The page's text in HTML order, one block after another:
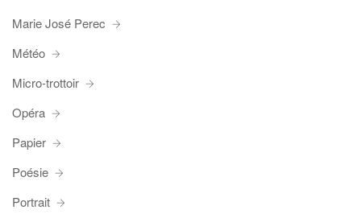
Marie José Perec
Météo
Micro-trottoir
Opéra
Papier
Poésie
Portrait